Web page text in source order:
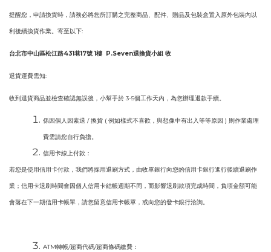
提醒您，申請換貨時，請務必將您所訂購之完整商品、配件、贈品及包裝盒置入原外包裝內以
利後續換貨作業。寄至以下:
台北市中山區松江路431巷17號 1樓 P.Seven退換貨小組 收
退貨運費需知:
收到退貨商品並檢查確認無誤後，小幫手於 3-5個工作天內，為您辦理退款手續。
係因個人因素退 / 換貨 ( 例如樣式不喜歡，與想像中有出入等等原因 ) 則作業處理
費需請您自行負擔。
信用卡線上付款：
若您是使用信用卡付款，我們將採用退刷方式，由收單銀行向您的信用卡銀行進行後續退刷作
業；信用卡退刷時間會因個人信用卡結帳週期不同，而影響退刷款項完成時間，負項金額可能
會落在下一期信用卡帳單，請您留意信用卡帳單，或向您的發卡銀行洽詢。
ATM轉帳/超商代碼/超商條碼繳費：